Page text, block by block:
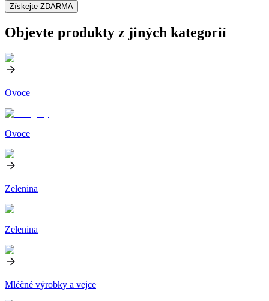
Získejte ZDARMA
Objevte produkty z jiných kategorií
Ovoce
Ovoce
Zelenina
Zelenina
Mléčné výrobky a vejce